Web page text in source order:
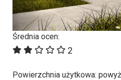
Średnia ocen:
2
Powierzchnia użytkowa: